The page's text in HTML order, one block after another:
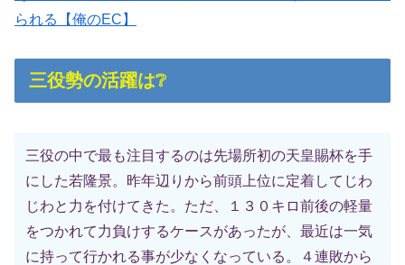
られる【俺のEC】
三役勢の活躍は❔
三役の中で最も注目するのは先場所初の天皇賜杯を手
にした若隆景。昨年辺りから前頭上位に定着してじわ
じわと力を付けてきた。ただ、１３０キロ前後の軽量
をつかれて力負けするケースがあったが、最近は一気
に持って行かれる事が少なくなっている。４連敗から